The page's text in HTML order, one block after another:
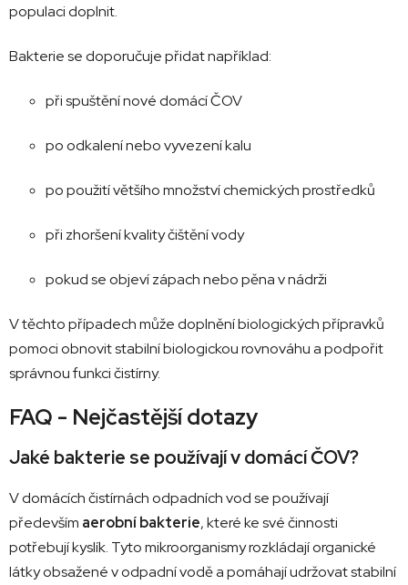
populacidoplnit.
Bakteriesedoporučujepřidatnapříklad:
přispuštěnínovédomácíČOV
poodkalenínebovyvezeníkalu
popoužitívětšíhomnožstvíchemickýchprostředků
při zhoršeníkvalityčištěnívody
pokudseobjevízápachnebopěnavnádrži
Vtěchtopřípadechmůžedoplněníbiologickýchpřípravků
pomociobnovitstabilníbiologickourovnováhuapodpořit
správnoufunkcičistírny.
FAQ - Nejčastější dotazy
Jaké bakterie se používajívdomácíČOV?
Vdomácíchčistírnáchodpadníchvodsepoužívají
především aerobníbakterie,kterékesvéčinnosti
potřebujíkyslík. Tytomikroorganismyrozkládajíorganické
látkyobsaženévodpadnívoděapomáhajíudržovatstabilní